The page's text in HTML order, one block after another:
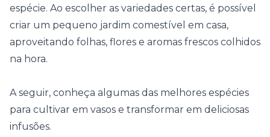
espécie. Ao escolher as variedades certas, é possível
criar um pequeno jardim comestível em casa,
aproveitando folhas, flores e aromas frescos colhidos
na hora.
A seguir, conheça algumas das melhores espécies
para cultivar em vasos e transformar em deliciosas
infusões.